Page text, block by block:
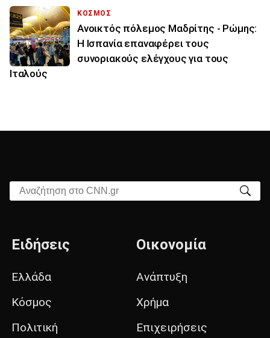
ΚΟΣΜΟΣ
Ανοικτός πόλεμος Μαδρίτης - Ρώμης:
Η Ισπανία επαναφέρει τους
συνοριακούς ελέγχους για τους
Ιταλούς
Αναζήτηση στο CNN.gr
Ειδήσεις
Ελλάδα
Κόσμος
Πολιτική
Οικονομία
Ανάπτυξη
Χρήμα
Επιχειρήσεις